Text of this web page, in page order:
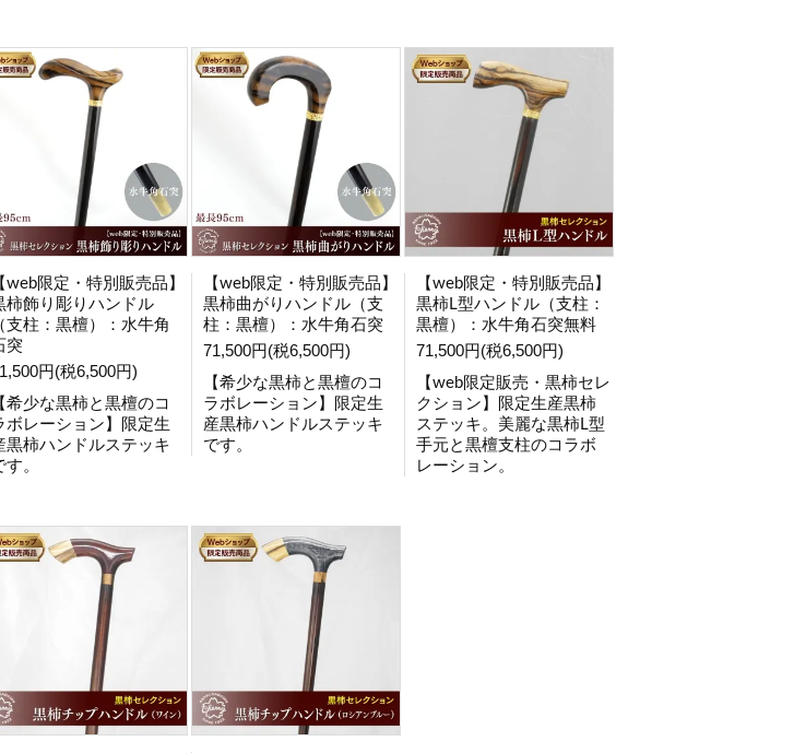
web限定・特別販売品】
柿飾り彫りハンドル
支柱：黒檀）：水牛角
突
円(税6,500円)
希少な黒柿と黒檀のコ
ボレーション】限定生
黒柿ハンドルステッキ
す。
【web限定・特別販売品】
黒柿曲がりハンドル（支
柱：黒檀）：水牛角石突
71,500円(税6,500円)
【希少な黒柿と黒檀のコ
ラボレーション】限定生
産黒柿ハンドルステッキ
です。
【web限定・特別販売品】
黒柿L型ハンドル（支柱：
黒檀）：水牛角石突無料
71,500円(税6,500円)
【web限定販売・黒柿セレ
クション】限定生産黒柿
ステッキ。美麗な黒柿L型
手元と黒檀支柱のコラボ
レーション。